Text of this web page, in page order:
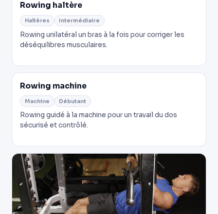
Rowing haltère
Haltères Intermédiaire
Rowing unilatéral un bras à la fois pour corriger les
déséquilibres musculaires.
Rowing machine
Machine Débutant
Rowing guidé à la machine pour un travail du dos
sécurisé et contrôlé.